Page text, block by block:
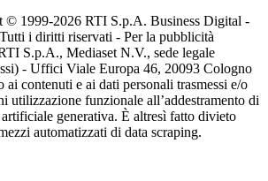
© 1999-2026 RTI S.p.A. Business Digital -
i diritti riservati - Per la pubblicità
S.p.A., Mediaset N.V., sede legale
- Uffici Viale Europa 46, 20093 Cologno
ai contenuti e ai dati personali trasmessi e/o
utilizzazione funzionale all’addestramento di
generativa. È altresì fatto divieto
automatizzati di data scraping.